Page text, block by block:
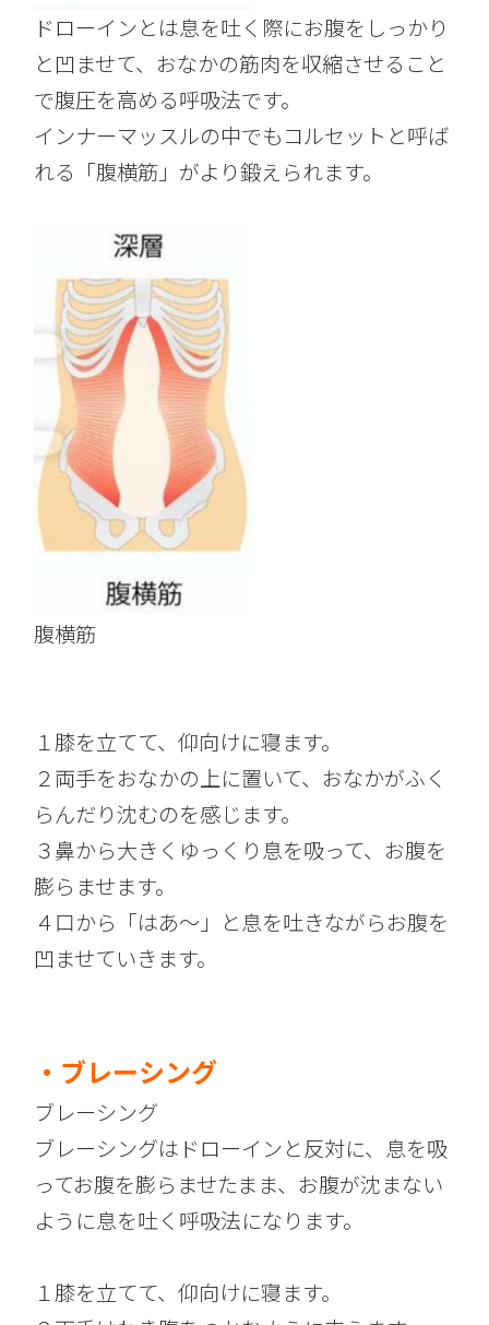
ドローインとは息を吐く際にお腹をしっかり
と凹ませて、おなかの筋肉を収縮させること
で腹圧を高める呼吸法です。
インナーマッスルの中でもコルセットと呼ば
れる「腹横筋」がより鍛えられます。
腹横筋
１膝を立てて、仰向けに寝ます。
２両手をおなかの上に置いて、おなかがふく
らんだり沈むのを感じます。
３鼻から大きくゆっくり息を吸って、お腹を
膨らませます。
４口から「はあ～」と息を吐きながらお腹を
凹ませていきます。
・ブレーシング
ブレーシング
ブレーシングはドローインと反対に、息を吸
ってお腹を膨らませたまま、お腹が沈まない
ように息を吐く呼吸法になります。
１膝を立てて、仰向けに寝ます。